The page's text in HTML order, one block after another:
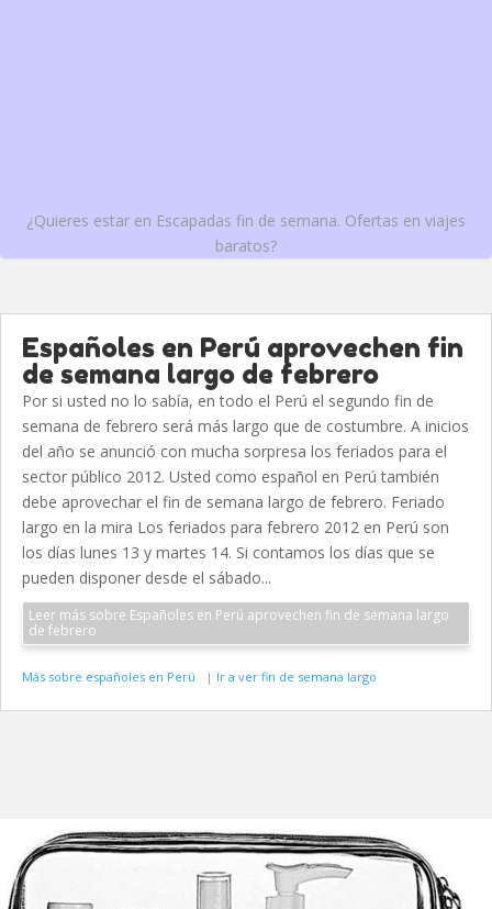
¿Quieres estar en Escapadas fin de semana. Ofertas en viajes
baratos?
Españoles en Perú aprovechen fin
de semana largo de febrero
Por si usted no lo sabía, en todo el Perú el segundo fin de
semana de febrero será más largo que de costumbre. A inicios
del año se anunció con mucha sorpresa los feriados para el
sector público 2012. Usted como español en Perú también
debe aprovechar el fin de semana largo de febrero. Feriado
largo en la mira Los feriados para febrero 2012 en Perú son
los días lunes 13 y martes 14. Si contamos los días que se
pueden disponer desde el sábado...
Leer más sobre Españoles en Perú aprovechen fin de semana largo
de febrero
Más sobre españoles en Perú | Ir a ver fin de semana largo